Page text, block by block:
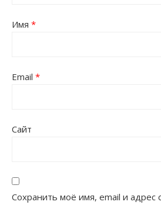
Имя *
Email *
Сайт
Сохранить моё имя, email и адрес